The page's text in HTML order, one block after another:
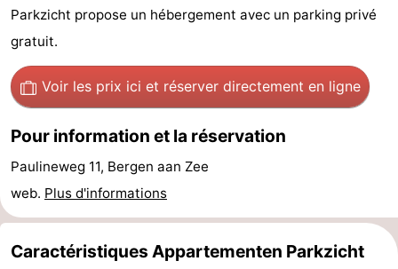
van
Huize
Chambre
-
Buiten
-
Woudhoeve
Duinpark
Egmond
-
Duynvallei
-
Parkzicht propose un hébergement avec un parking privé
gratuit.
Voir les prix ici et réserver directement en ligne
Pour information et la réservation
Paulineweg 11, Bergen aan Zee
web. Plus d'informations
Caractéristiques Appartementen Parkzicht